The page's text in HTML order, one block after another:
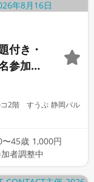
付き・
参加多
主催
コ2階 すうぷ 静岡パル
〜45歳 1,000円
者調整中